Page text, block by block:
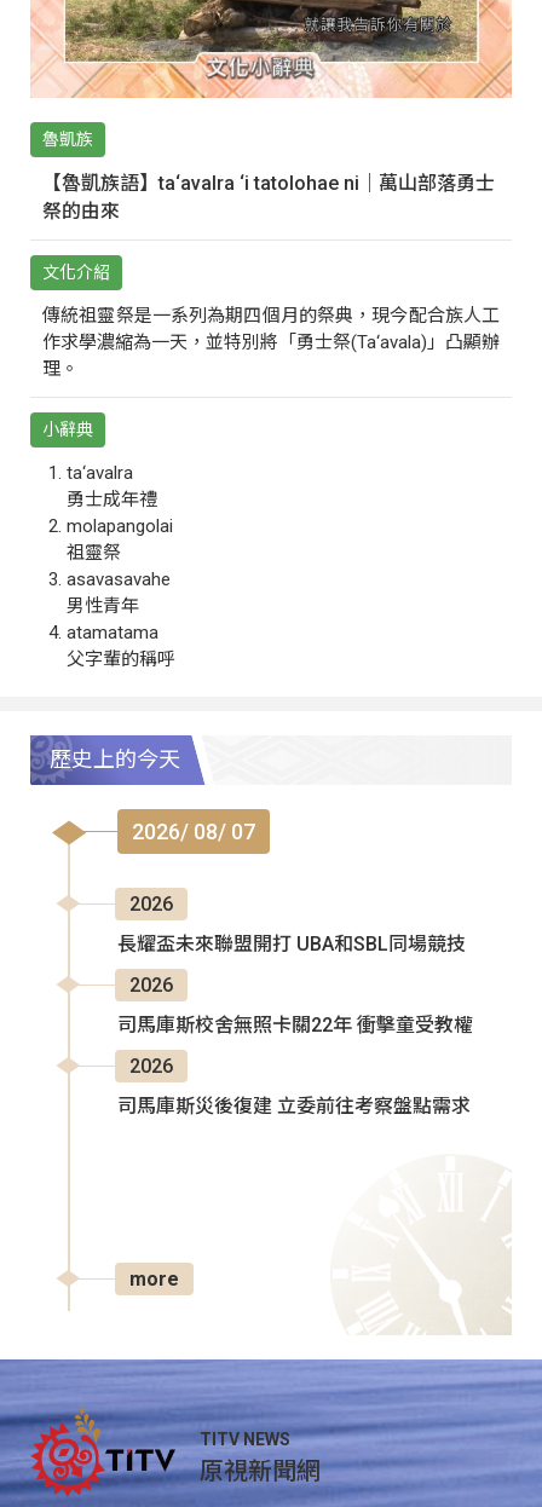
魯凱族
【魯凱族語】ta‘avalra ‘i tatolohae ni｜萬山部落勇士
祭的由來
文化介紹
傳統祖靈祭是一系列為期四個月的祭典，現今配合族人工
作求學濃縮為一天，並特別將「勇士祭(Ta‘avala)」凸顯辦
理。
小辭典
ta‘avalra
勇士成年禮
molapangolai
祖靈祭
asavasavahe
男性青年
atamatama
父字輩的稱呼
歷史上的今天
2026/ 08/ 07
2026
長耀盃未來聯盟開打 UBA和SBL同場競技
2026
司馬庫斯校舍無照卡關22年 衝擊童受教權
2026
司馬庫斯災後復建 立委前往考察盤點需求
more
TITV NEWS
原視新聞網